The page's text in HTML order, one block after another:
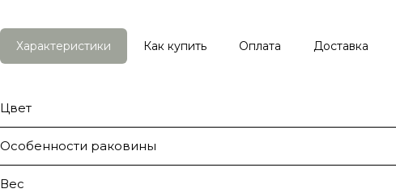
Характеристики Как купить Оплата Доставка
Цвет
Особенности раковины
Вес